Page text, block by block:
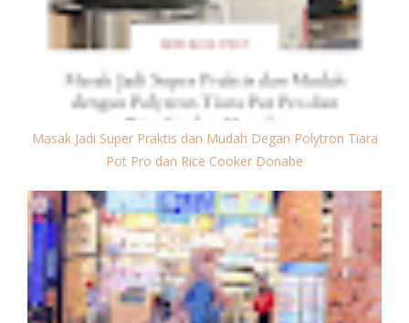
Masak Jadi Super Praktis dan Mudah Degan Polytron Tiara
Pot Pro dan Rice Cooker Donabe